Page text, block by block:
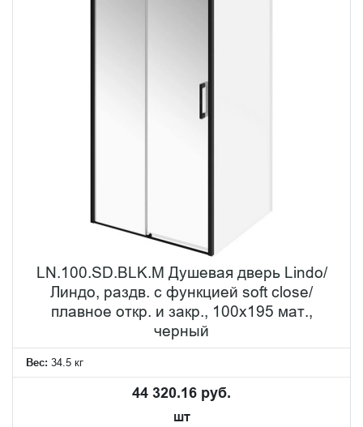
LN.100.SD.BLK.M Душевая дверь Lindo/
Линдо, раздв. с функцией soft close/
плавное откр. и закр., 100х195 мат.,
черный
Вес: 34.5 кг
44 320.16 руб.
шт